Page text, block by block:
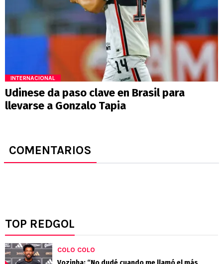
INTERNACIONAL
Udinese da paso clave en Brasil para
llevarse a Gonzalo Tapia
COMENTARIOS
TOP REDGOL
COLO COLO